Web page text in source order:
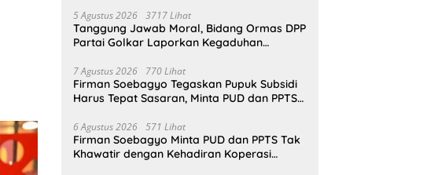
5 Agustus 2026 3717 Lihat
Tanggung Jawab Moral, Bidang Ormas DPP
Partai Golkar Laporkan Kegaduhan
7 Agustus 2026 770 Lihat
Firman Soebagyo Tegaskan Pupuk Subsidi
Harus Tepat Sasaran, Minta PUD dan PPTS
6 Agustus 2026 571 Lihat
Firman Soebagyo Minta PUD dan PPTS Tak
Khawatir dengan Kehadiran Koperasi